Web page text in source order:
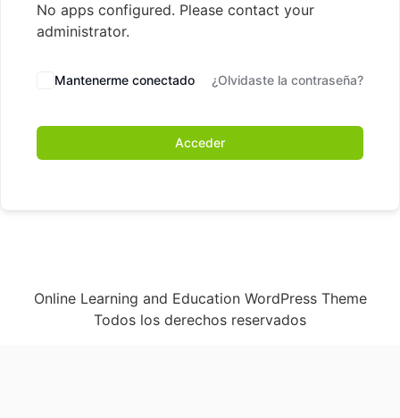
No apps configured. Please contact your
administrator.
Mantenerme conectado ¿Olvidaste la contraseña?
Acceder
Online Learning and Education WordPress Theme
Todos los derechos reservados